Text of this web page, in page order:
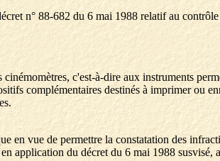
n° 88-682 du 6 mai 1988 relatif au contrôle
c'est-à-dire aux instruments
complémentaires destinés à imprimer ou
en vue de permettre la constatation des
application du décret du 6 mai 1988 susvisé,